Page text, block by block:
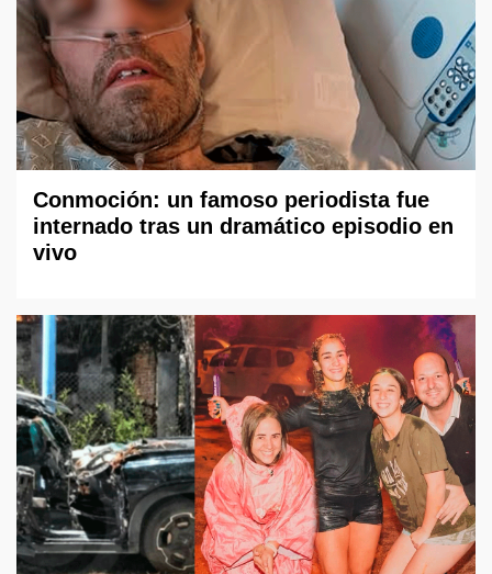
Conmoción: un famoso periodista fue
internado tras un dramático episodio en
vivo